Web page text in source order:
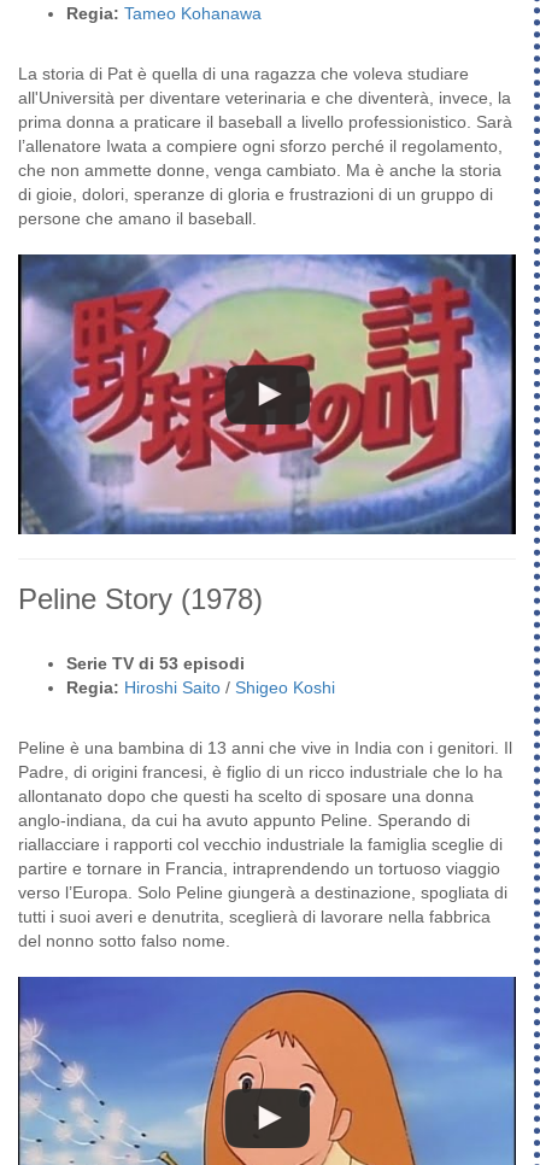
Regia: Tameo Kohanawa
La storia di Pat è quella di una ragazza che voleva studiare
all'Università per diventare veterinaria e che diventerà, invece, la
prima donna a praticare il baseball a livello professionistico. Sarà
l’allenatore Iwata a compiere ogni sforzo perché il regolamento,
che non ammette donne, venga cambiato. Ma è anche la storia
di gioie, dolori, speranze di gloria e frustrazioni di un gruppo di
persone che amano il baseball.
Peline Story (1978)
Serie TV di 53 episodi
Regia: Hiroshi Saito / Shigeo Koshi
Peline è una bambina di 13 anni che vive in India con i genitori. Il
Padre, di origini francesi, è figlio di un ricco industriale che lo ha
allontanato dopo che questi ha scelto di sposare una donna
anglo-indiana, da cui ha avuto appunto Peline. Sperando di
riallacciare i rapporti col vecchio industriale la famiglia sceglie di
partire e tornare in Francia, intraprendendo un tortuoso viaggio
verso l’Europa. Solo Peline giungerà a destinazione, spogliata di
tutti i suoi averi e denutrita, sceglierà di lavorare nella fabbrica
del nonno sotto falso nome.